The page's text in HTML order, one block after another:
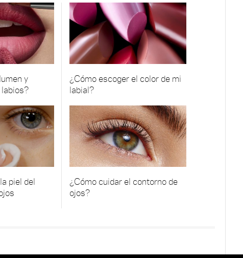
y
¿Cómo escoger el color de mi
labial?
piel del
¿Cómo cuidar el contorno de
ojos?